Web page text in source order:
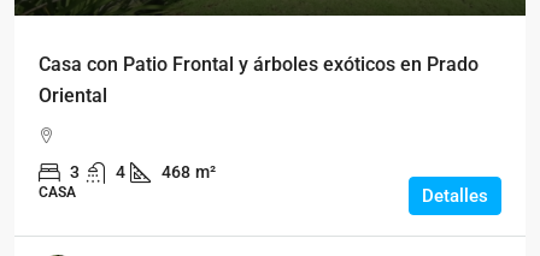
Casa con Patio Frontal y árboles exóticos en Prado
Oriental
3 4 468 m²
CASA Detalles